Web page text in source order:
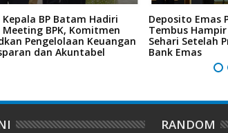
Kepala BP Batam Hadiri
BPK, Komitmen
Pengelolaan Keuangan
dan Akuntabel
Deposito Emas
Tembus
Sehari Setelah
Bank Emas
RANDOM